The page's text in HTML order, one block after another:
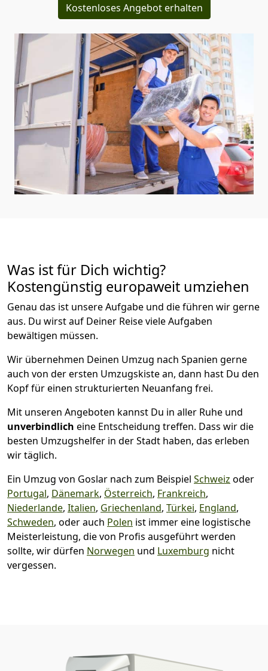
Kostenloses Angebot erhalten
Was ist für Dich wichtig?
Kostengünstig europaweit umziehen
Genau das ist unsere Aufgabe und die führen wir gerne
aus. Du wirst auf Deiner Reise viele Aufgaben
bewältigen müssen.
Wir übernehmen Deinen Umzug nach Spanien gerne
auch von der ersten Umzugskiste an, dann hast Du den
Kopf für einen strukturierten Neuanfang frei.
Mit unseren Angeboten kannst Du in aller Ruhe und
unverbindlich eine Entscheidung treffen. Dass wir die
besten Umzugshelfer in der Stadt haben, das erleben
wir täglich.
Ein Umzug von Goslar nach zum Beispiel Schweiz oder
Portugal, Dänemark, Österreich, Frankreich,
Niederlande, Italien, Griechenland, Türkei, England,
Schweden, oder auch Polen ist immer eine logistische
Meisterleistung, die von Profis ausgeführt werden
sollte, wir dürfen Norwegen und Luxemburg nicht
vergessen.